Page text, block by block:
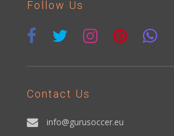
Follow Us
Contact Us
info@gurusoccer.eu